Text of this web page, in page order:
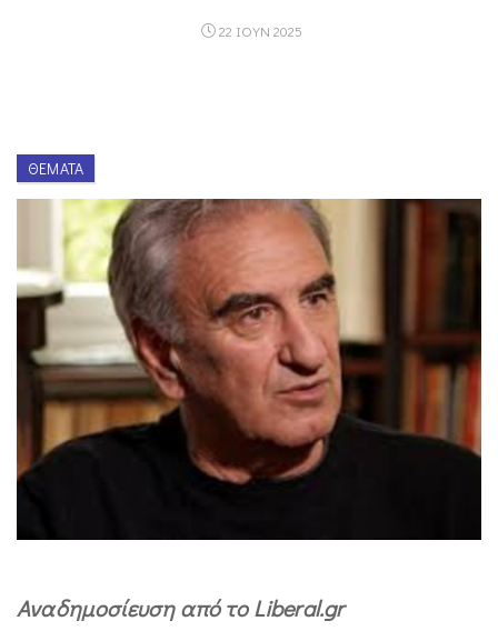
22 ΙΟΥΝ 2025
ΘΈΜΑΤΑ
Αναδημοσίευση από το Liberal.gr